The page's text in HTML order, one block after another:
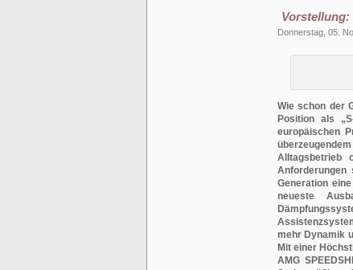
Vorstellung:
Donnerstag, 05.
Wie schon der
Position als
europäischen
Alltagsbetrieb
Generation
neueste
mehr Dynamik
Mit einer
AMG